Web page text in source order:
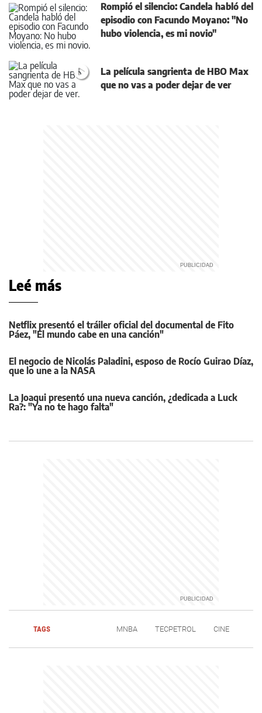
Rompió el silencio: Candela habló del
episodio con Facundo Moyano: "No
hubo violencia, es mi novio"
La película sangrienta de HBO Max
que no vas a poder dejar de ver
Leé más
Netflix presentó el tráiler oficial del documental de Fito
Páez, "El mundo cabe en una canción"
El negocio de Nicolás Paladini, esposo de Rocío Guirao Díaz,
que lo une a la NASA
La Joaqui presentó una nueva canción, ¿dedicada a Luck
Ra?: "Ya no te hago falta"
TAGS MNBA TECPETROL CINE